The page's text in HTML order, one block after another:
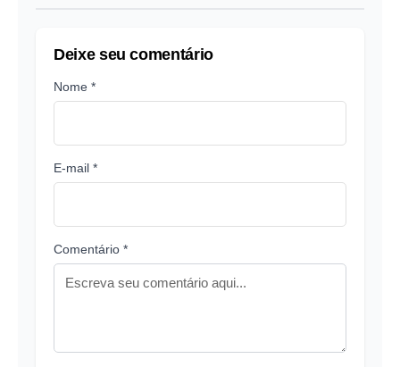
Deixe seu comentário
Nome *
E-mail *
Comentário *